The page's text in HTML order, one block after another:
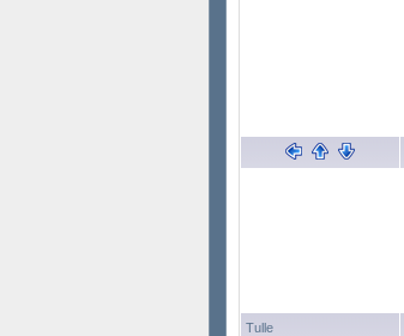
Tulle